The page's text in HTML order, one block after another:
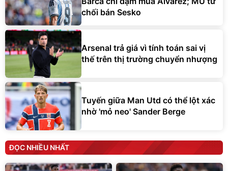
chối bán Sesko
Arsenal trả giá vì tính toán sai vị
thế trên thị trường chuyển nhượng
Tuyến giữa Man Utd có thể lột xác
nhờ 'mỏ neo' Sander Berge
ĐỌC NHIỀU NHẤT